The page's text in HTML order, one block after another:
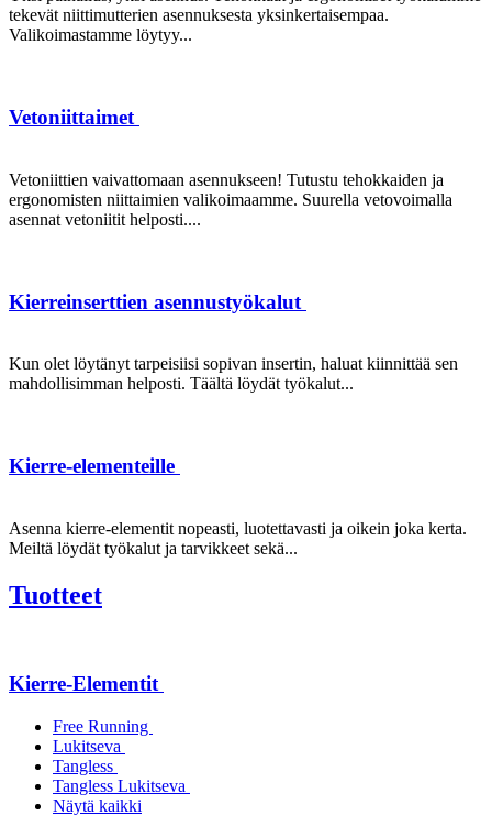
tekevät niittimutterien asennuksesta yksinkertaisempaa.
Valikoimastamme löytyy...
Vetoniittaimet
Vetoniittien vaivattomaan asennukseen! Tutustu tehokkaiden ja
ergonomisten niittaimien valikoimaamme. Suurella vetovoimalla
asennat vetoniitit helposti....
Kierreinserttien asennustyökalut
Kun olet löytänyt tarpeisiisi sopivan insertin, haluat kiinnittää sen
mahdollisimman helposti. Täältä löydät työkalut...
Kierre-elementeille
Asenna kierre-elementit nopeasti, luotettavasti ja oikein joka kerta.
Meiltä löydät työkalut ja tarvikkeet sekä...
Tuotteet
Kierre-Elementit
Free Running
Lukitseva
Tangless
Tangless Lukitseva
Näytä kaikki